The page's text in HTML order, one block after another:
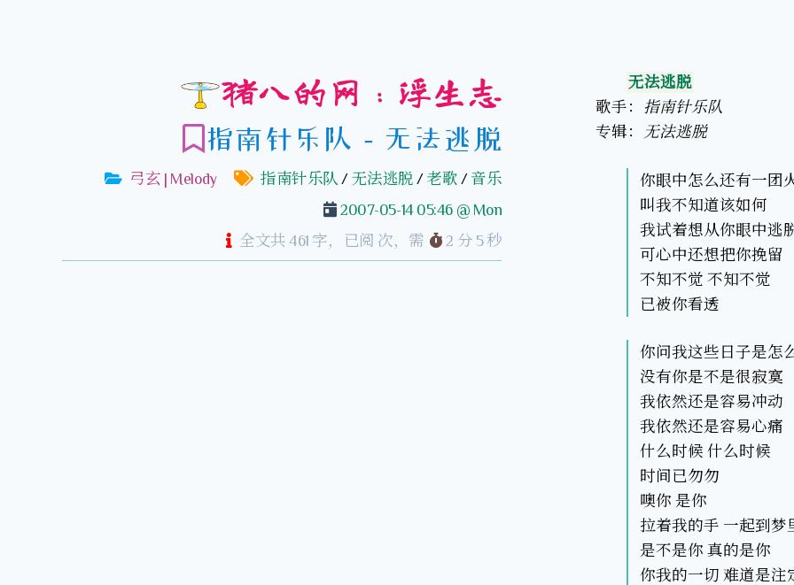
猪八的网：浮生志
指南针乐队－无法逃脱
弓玄 | Melody 指南针乐队 / 无法逃脱 / 老歌 / 音乐
2007-05-14 05:46 @ Mon
全文共 461 字，已阅 次，需 2 分 5 秒
无法逃脱
歌手： 指南针乐队
专辑： 无法逃脱
你眼中怎么还有一团
叫我不知道该如何
我试着想从你眼中逃
可心中还想把你挽留
不知不觉 不知不觉
已被你看透
你问我这些日子是怎
没有你是不是很寂寞
我依然还是容易冲动
我依然还是容易心痛
什么时候 什么时候
时间已勿勿
噢你 是你
拉着我的手 一起到梦
是不是你 真的是你
你我的一切 难道是注